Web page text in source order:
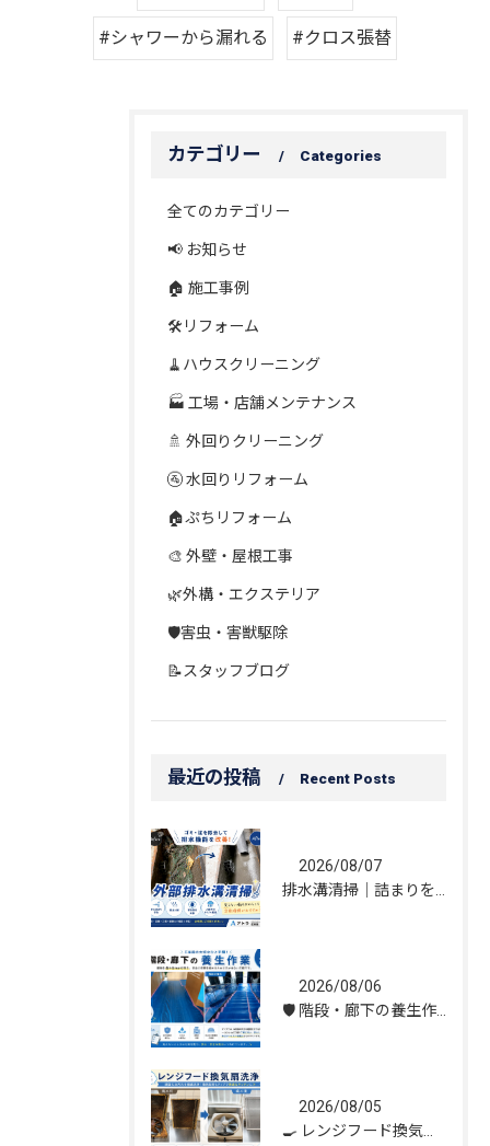
#シャワーから漏れる #クロス張替
カテゴリー Categories
全てのカテゴリー
📢 お知らせ
🏠 施工事例
🛠️リフォーム
🧹ハウスクリーニング
🏭 工場・店舗メンテナンス
🚿 外回りクリーニング
🚰 水回りリフォーム
🏠ぷちリフォーム
🎨 外壁・屋根工事
🌿外構・エクステリア
🛡️害虫・害獣駆除
📝スタッフブログ
最近の投稿 Recent Posts
2026/08/07
2026/08/06
2026/08/05